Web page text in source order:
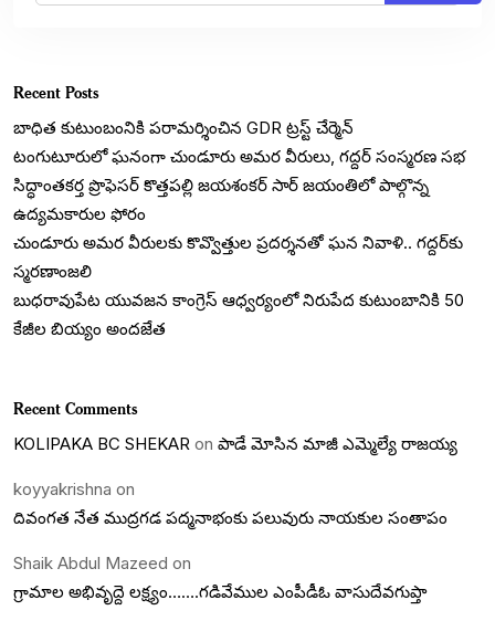
Recent Posts
బాధిత కుటుంబంనికి పరామర్శించిన GDR ట్రస్ట్ చేర్మెన్
టంగుటూరులో ఘనంగా చుండూరు అమర వీరులు, గద్దర్ సంస్మరణ సభ
సిద్ధాంతకర్త ప్రొఫెసర్ కొత్తపల్లి జయశంకర్ సార్ జయంతిలో పాల్గొన్న
ఉద్యమకారుల ఫోరం
చుండూరు అమర వీరులకు కొవ్వొత్తుల ప్రదర్శనతో ఘన నివాళి.. గద్దర్‌కు
స్మరణాంజలి
బుధరావుపేట యువజన కాంగ్రెస్ ఆధ్వర్యంలో నిరుపేద కుటుంబానికి 50
కేజీల బియ్యం అందజేత
Recent Comments
KOLIPAKA BC SHEKAR on పాడే మోసిన మాజీ ఎమ్మెల్యే రాజయ్య
koyyakrishna on
దివంగత నేత ముద్రగడ పద్మనాభంకు పలువురు నాయకుల సంతాపం
Shaik Abdul Mazeed on
గ్రామాల అభివృద్దె లక్ష్యం…….గడివేముల ఎంపీడీఓ వాసుదేవగుప్తా